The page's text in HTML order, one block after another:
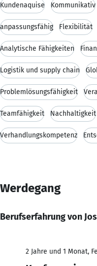
Kundenaquise Kommunikativ
anpassungsfähig Flexibilität
Analytische Fähigkeiten
Logistik und supply chain
Problemlösungsfähigkeit
Teamfähigkeit Nachhaltigkeit
Verhandlungskompetenz
Werdegang
Berufserfahrung von
2 Jahre und 1 Monat,